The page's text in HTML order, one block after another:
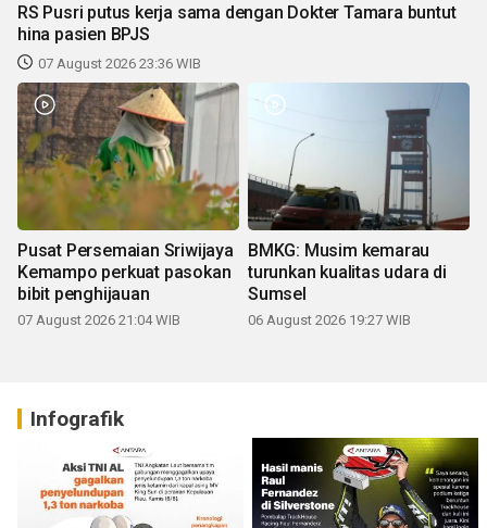
RS Pusri putus kerja sama dengan Dokter Tamara buntut
hina pasien BPJS
07 August 2026 23:36 WIB
Pusat Persemaian Sriwijaya
Kemampo perkuat pasokan
bibit penghijauan
07 August 2026 21:04 WIB
BMKG: Musim kemarau
turunkan kualitas udara di
Sumsel
06 August 2026 19:27 WIB
Infografik